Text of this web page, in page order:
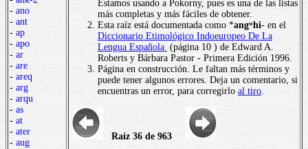
- ano
- ant
- ap
- apo
- ar
- are
- areq
- arg
- arqu
- as
- at
- ater
- aug
Estamos usando a Pokorny, pues es una de las listas
más completas y más fáciles de obtener.
Esta raíz está documentada como *angʷhi- en el
Diccionario Etimológico Indoeuropeo De La
Lengua Española (página 10 ) de Edward A.
Roberts y Bárbara Pastor - Primera Edición 1996.
Página en construcción. Le faltan más términos y
puede tener algunos errores. Deja un comentario, si
encuentras un error, para corregirlo al tiro.
Raíz 36 de 963